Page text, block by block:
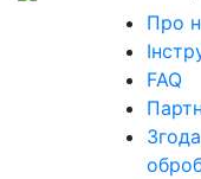
Про
FAQ